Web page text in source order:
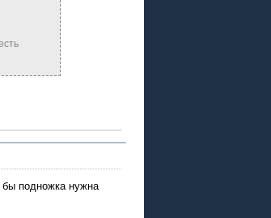
бы подножка нужна